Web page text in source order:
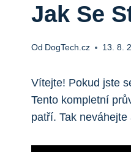
Jak Se
Od DogTech.cz 13. 8.
Vítejte! Pokud jste
Tento kompletní
patří. Tak